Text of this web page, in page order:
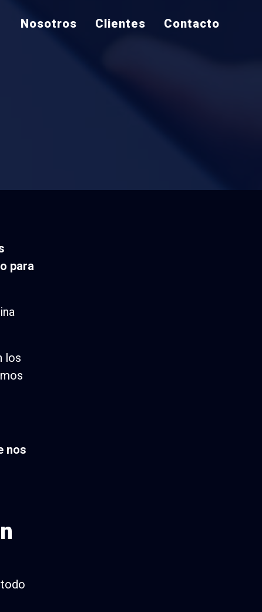
Nosotros Clientes Contacto
para
los
nos